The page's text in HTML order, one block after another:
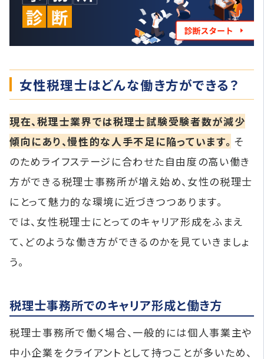
女性税理士はどんな働き方ができる？
現在、税理士業界では税理士試験受験者数が減少
傾向にあり、慢性的な人手不足に陥っています。 そ
のためライフステージに合わせた自由度の高い働き
方ができる税理士事務所が増え始め、女性の税理士
にとって魅力的な環境に近づきつつあります。
では、女性税理士にとってのキャリア形成をふまえ
て、どのような働き方ができるのかを見ていきましょ
う。
税理士事務所でのキャリア形成と働き方
税理士事務所で働く場合、一般的には個人事業主や
中小企業をクライアントとして持つことが多いため、